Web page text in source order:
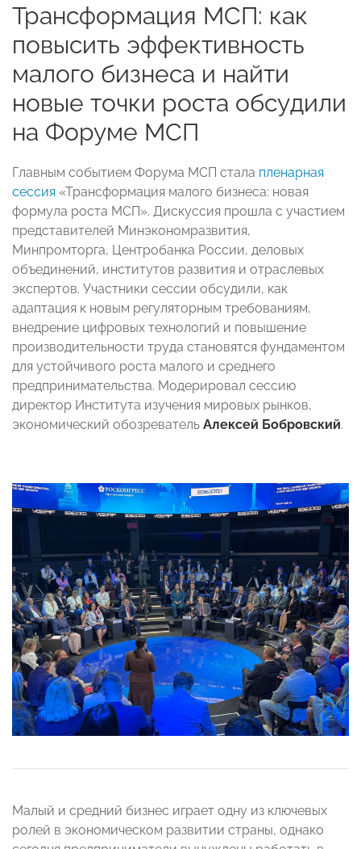
Трансформация МСП: как
повысить эффективность
малого бизнеса и найти
новые точки роста обсудили
на Форуме МСП
Главным событием Форума МСП стала пленарная
сессия «Трансформация малого бизнеса: новая
формула роста МСП». Дискуссия прошла с участием
представителей Минэкономразвития,
Минпромторга, Центробанка России, деловых
объединений, институтов развития и отраслевых
экспертов. Участники сессии обсудили, как
адаптация к новым регуляторным требованиям,
внедрение цифровых технологий и повышение
производительности труда становятся фундаментом
для устойчивого роста малого и среднего
предпринимательства. Модерировал сессию
директор Института изучения мировых рынков,
экономический обозреватель Алексей Бобровский.
Малый и средний бизнес играет одну из ключевых
ролей в экономическом развитии страны, однако